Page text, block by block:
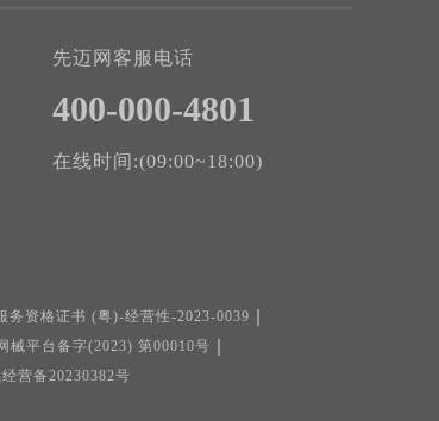
先迈网客服电话
400-000-4801
在线时间:(09:00~18:00)
务资格证书 (粤)-经营性-2023-0039
械平台备字(2023) 第00010号
营备20230382号